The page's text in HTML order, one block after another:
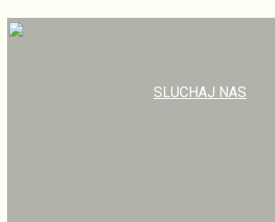
SLUCHAJ NAS